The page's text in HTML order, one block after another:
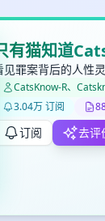
有猫知道
见罪案背后的人性
CatsKnow-R、
3.04万 订阅
订阅 去评
单